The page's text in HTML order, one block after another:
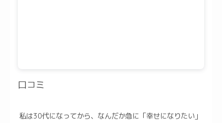
口コミ
私は30代になってから、なんだか急に「幸せになりたい」